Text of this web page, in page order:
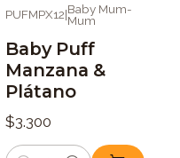
PUFMPX12|Baby Mum-
Mum
Baby Puff
Manzana &
Plátano
$3.300